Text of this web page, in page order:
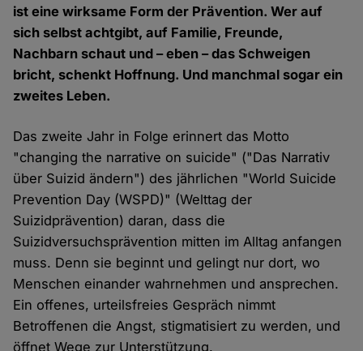
ist eine wirksame Form der Prävention. Wer auf
sich selbst achtgibt, auf Familie, Freunde,
Nachbarn schaut und – eben – das Schweigen
bricht, schenkt Hoffnung. Und manchmal sogar ein
zweites Leben.
Das zweite Jahr in Folge erinnert das Motto
"changing the narrative on suicide" ("Das Narrativ
über Suizid ändern") des jährlichen "World Suicide
Prevention Day (WSPD)" (Welttag der
Suizidprävention) daran, dass die
Suizidversuchsprävention mitten im Alltag anfangen
muss. Denn sie beginnt und gelingt nur dort, wo
Menschen einander wahrnehmen und ansprechen.
Ein offenes, urteilsfreies Gespräch nimmt
Betroffenen die Angst, stigmatisiert zu werden, und
öffnet Wege zur Unterstützung.